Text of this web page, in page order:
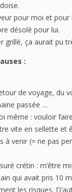
pour moi et pour
désolé pour lui.
grillé, ça aurait pu
:
de voyage, du
passée …
même : vouloir
vite en sellette et
à venir (= ne pas
crétin : m’être
qui avait pris 10
les risques.